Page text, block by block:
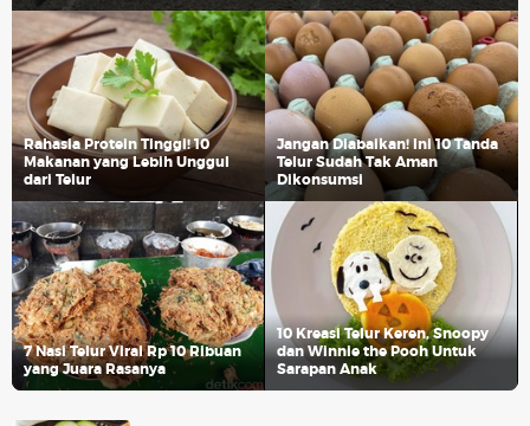
Rahasia Protein Tinggi! 10
Makanan yang Lebih Unggul
dari Telur
Jangan Diabaikan! Ini 10 Tanda
Telur Sudah Tak Aman
Dikonsumsi
7 Nasi Telur Viral Rp 10 Ribuan
yang Juara Rasanya
10 Kreasi Telur Keren, Snoopy
dan Winnie the Pooh Untuk
Sarapan Anak